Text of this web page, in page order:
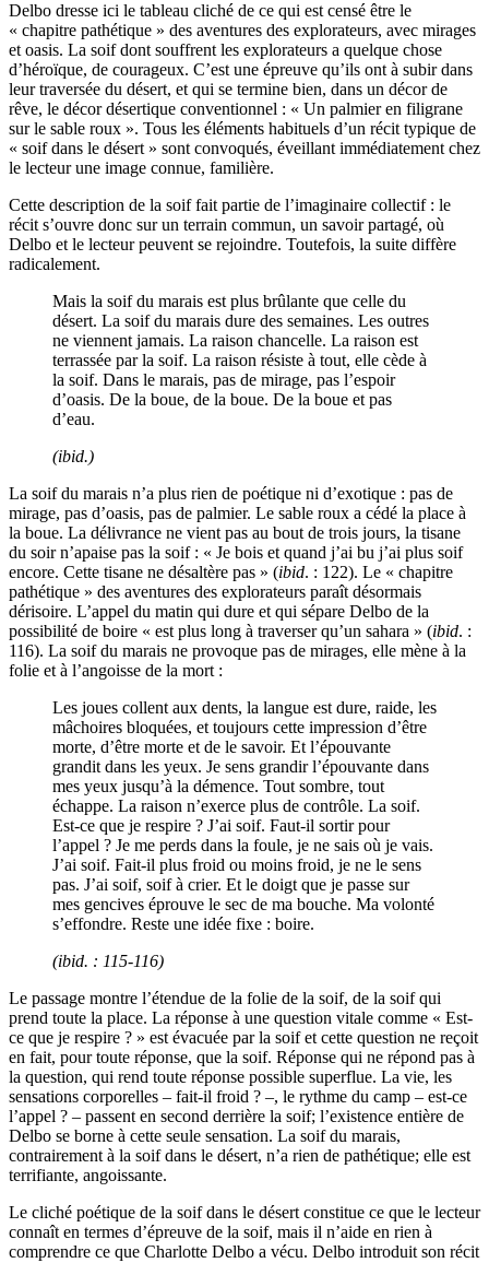
Delbo dresse ici le tableau cliché de ce qui est censé être le
« chapitre pathétique » des aventures des explorateurs, avec mirages
et oasis. La soif dont souffrent les explorateurs a quelque chose
d’héroïque, de courageux. C’est une épreuve qu’ils ont à subir dans
leur traversée du désert, et qui se termine bien, dans un décor de
rêve, le décor désertique conventionnel : « Un palmier en filigrane
sur le sable roux ». Tous les éléments habituels d’un récit typique de
« soif dans le désert » sont convoqués, éveillant immédiatement chez
le lecteur une image connue, familière.
Cette description de la soif fait partie de l’imaginaire collectif : le
récit s’ouvre donc sur un terrain commun, un savoir partagé, où
Delbo et le lecteur peuvent se rejoindre. Toutefois, la suite diffère
radicalement.
Mais la soif du marais est plus brûlante que celle du
désert. La soif du marais dure des semaines. Les outres
ne viennent jamais. La raison chancelle. La raison est
terrassée par la soif. La raison résiste à tout, elle cède à
la soif. Dans le marais, pas de mirage, pas l’espoir
d’oasis. De la boue, de la boue. De la boue et pas
d’eau.
(ibid.)
La soif du marais n’a plus rien de poétique ni d’exotique : pas de
mirage, pas d’oasis, pas de palmier. Le sable roux a cédé la place à
la boue. La délivrance ne vient pas au bout de trois jours, la tisane
du soir n’apaise pas la soif : « Je bois et quand j’ai bu j’ai plus soif
encore. Cette tisane ne désaltère pas » (ibid. : 122). Le « chapitre
pathétique » des aventures des explorateurs paraît désormais
dérisoire. L’appel du matin qui dure et qui sépare Delbo de la
possibilité de boire « est plus long à traverser qu’un sahara » (ibid. :
116). La soif du marais ne provoque pas de mirages, elle mène à la
folie et à l’angoisse de la mort :
Les joues collent aux dents, la langue est dure, raide, les
mâchoires bloquées, et toujours cette impression d’être
morte, d’être morte et de le savoir. Et l’épouvante
grandit dans les yeux. Je sens grandir l’épouvante dans
mes yeux jusqu’à la démence. Tout sombre, tout
échappe. La raison n’exerce plus de contrôle. La soif.
Est-ce que je respire ? J’ai soif. Faut-il sortir pour
l’appel ? Je me perds dans la foule, je ne sais où je vais.
J’ai soif. Fait-il plus froid ou moins froid, je ne le sens
pas. J’ai soif, soif à crier. Et le doigt que je passe sur
mes gencives éprouve le sec de ma bouche. Ma volonté
s’effondre. Reste une idée fixe : boire.
(ibid. : 115-116)
Le passage montre l’étendue de la folie de la soif, de la soif qui
prend toute la place. La réponse à une question vitale comme « Est-
ce que je respire ? » est évacuée par la soif et cette question ne reçoit
en fait, pour toute réponse, que la soif. Réponse qui ne répond pas à
la question, qui rend toute réponse possible superflue. La vie, les
sensations corporelles – fait-il froid ? –, le rythme du camp – est-ce
l’appel ? – passent en second derrière la soif; l’existence entière de
Delbo se borne à cette seule sensation. La soif du marais,
contrairement à la soif dans le désert, n’a rien de pathétique; elle est
terrifiante, angoissante.
Le cliché poétique de la soif dans le désert constitue ce que le lecteur
connaît en termes d’épreuve de la soif, mais il n’aide en rien à
comprendre ce que Charlotte Delbo a vécu. Delbo introduit son récit